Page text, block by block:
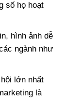
số họ hoạt
hình ảnh dễ
ngành như
lớn nhất
là